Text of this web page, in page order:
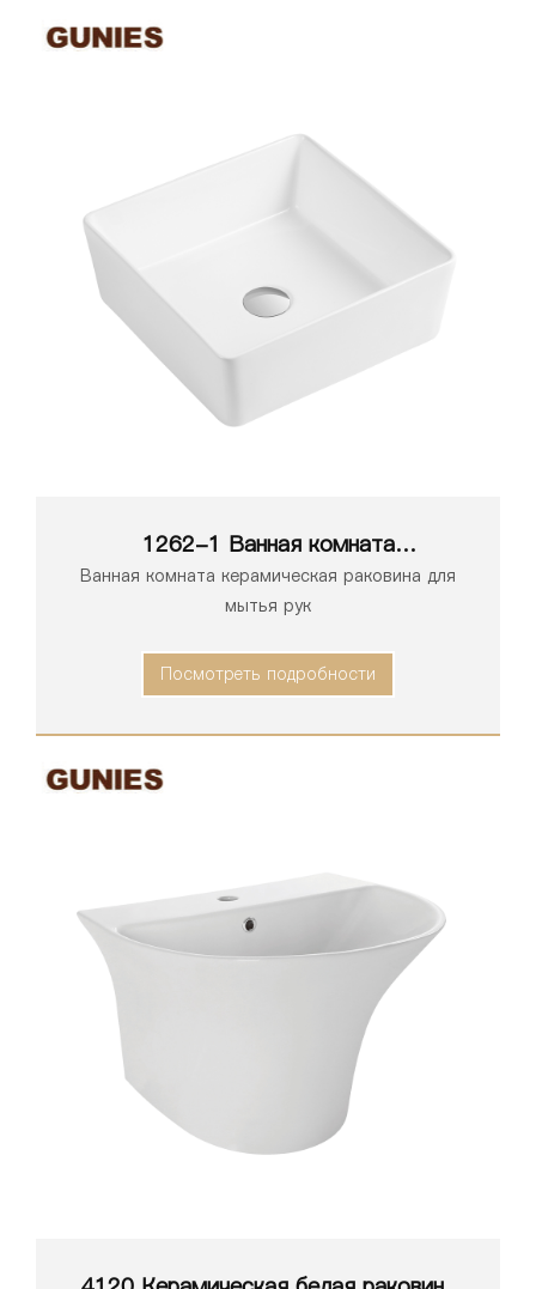
1262-1 Ванная комната
Керамическая белая раковина для
унитаза Умывальник Art
Ванная комната керамическая раковина для
мытья рук
Посмотреть подробности